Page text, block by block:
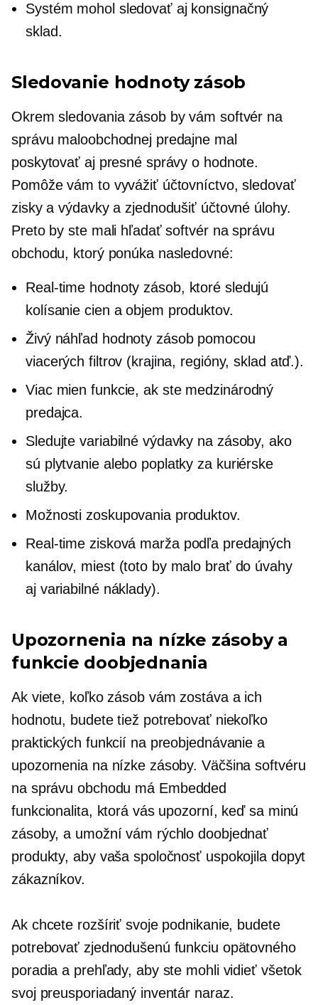
Systém mohol sledovať aj konsignačný
sklad.
Sledovanie hodnoty zásob
Okrem sledovania zásob by vám softvér na
správu maloobchodnej predajne mal
poskytovať aj presné správy o hodnote.
Pomôže vám to vyvážiť účtovníctvo, sledovať
zisky a výdavky a zjednodušiť účtovné úlohy.
Preto by ste mali hľadať softvér na správu
obchodu, ktorý ponúka nasledovné:
Real-time hodnoty zásob, ktoré sledujú
kolísanie cien a objem produktov.
Živý náhľad hodnoty zásob pomocou
viacerých filtrov (krajina, regióny, sklad atď.).
Viac mien funkcie, ak ste medzinárodný
predajca.
Sledujte variabilné výdavky na zásoby, ako
sú plytvanie alebo poplatky za kuriérske
služby.
Možnosti zoskupovania produktov.
Real-time zisková marža podľa predajných
kanálov, miest (toto by malo brať do úvahy
aj variabilné náklady).
Upozornenia na nízke zásoby a
funkcie doobjednania
Ak viete, koľko zásob vám zostáva a ich
hodnotu, budete tiež potrebovať niekoľko
praktických funkcií na preobjednávanie a
upozornenia na nízke zásoby. Väčšina softvéru
na správu obchodu má Embedded
funkcionalita, ktorá vás upozorní, keď sa minú
zásoby, a umožní vám rýchlo doobjednať
produkty, aby vaša spoločnosť uspokojila dopyt
zákazníkov.
Ak chcete rozšíriť svoje podnikanie, budete
potrebovať zjednodušenú funkciu opätovného
poradia a prehľady, aby ste mohli vidieť všetok
svoj preusporiadaný inventár naraz.